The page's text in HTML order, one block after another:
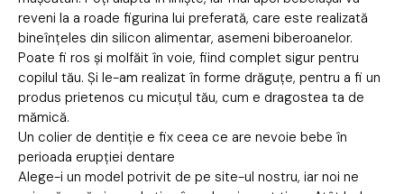
reveni la a roade figurina lui preferată, care este realizată
bineînțeles din silicon alimentar, asemeni biberoanelor.
Poate fi ros și molfăit în voie, fiind complet sigur pentru
copilul tău. Și le-am realizat în forme drăguțe, pentru a fi un
produs prietenos cu micuțul tău, cum e dragostea ta de
mămică.
Un colier de dentiție e fix ceea ce are nevoie bebe în
perioada erupției dentare
Alege-i un model potrivit de pe site-ul nostru, iar noi ne